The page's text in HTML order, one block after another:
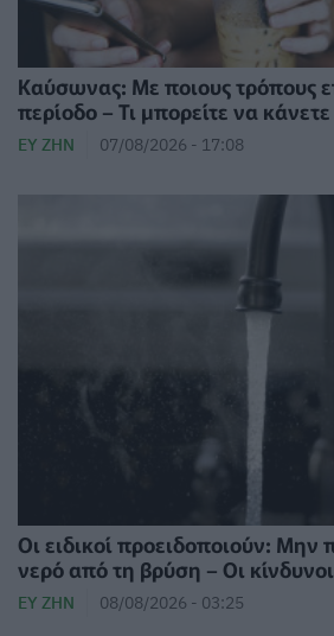
Καύσωνας: Με ποιους τρόπους
περίοδο – Τι μπορείτε να κάνετε
ΕΥ ΖΗΝ 07/08/2026 - 17:08
Οι ειδικοί προειδοποιούν: Μην
νερό από τη βρύση – Οι κίνδυνοι
ΕΥ ΖΗΝ 08/08/2026 - 03:25